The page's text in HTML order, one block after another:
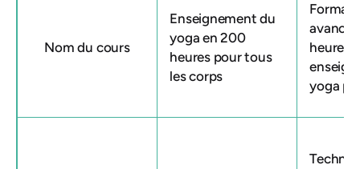
Nom du cours
Enseignement du
yoga en 200
heures pour tous
les corps
heures
yoga